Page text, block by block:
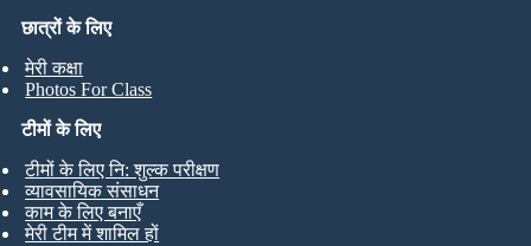
छात्रों के लिए
मेरी कक्षा
Photos For Class
टीमों के लिए
टीमों के लिए नि: शुल्क परीक्षण
व्यावसायिक संसाधन
काम के लिए बनाएँ
मेरी टीम में शामिल हों